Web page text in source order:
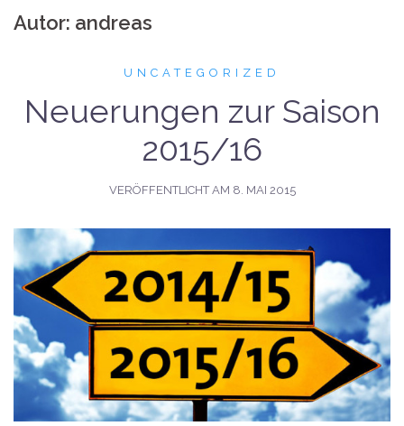
Autor: andreas
UNCATEGORIZED
Neuerungen zur Saison
2015/16
VERÖFFENTLICHT AM 8. MAI 2015